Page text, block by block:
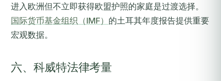
进入欧洲但不立即获得欧盟护照的家庭是过渡选择。
国际货币基金组织（IMF） 的土耳其年度报告提供重要
宏观数据。
六、科威特法律考量